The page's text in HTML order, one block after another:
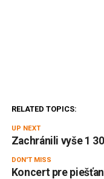
RELATED TOPICS:
UP NEXT
Zachránili vyše 1
DON'T MISS
Koncert pre